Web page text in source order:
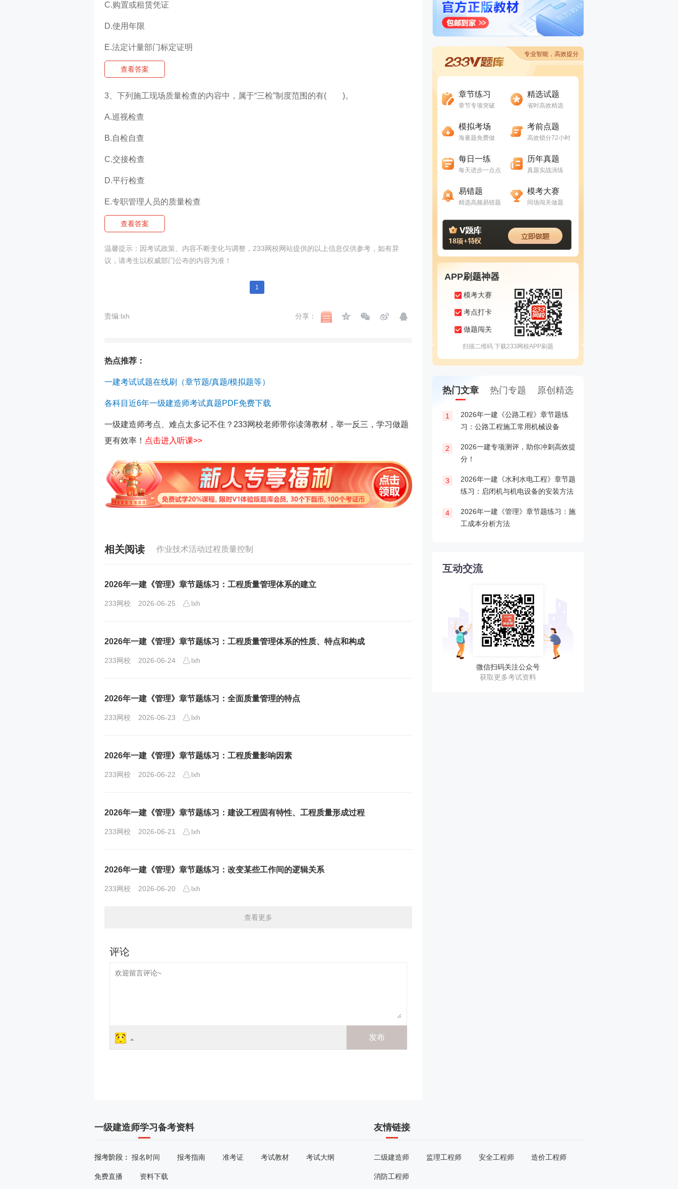
C.购置或租赁凭证
D.使用年限
E.法定计量部门标定证明
查看答案
3、下列施工现场质量检查的内容中，属于“三检”制度范围的有( )。
A.巡视检查
B.自检自查
C.交接检查
D.平行检查
E.专职管理人员的质量检查
查看答案
温馨提示：因考试政策、内容不断变化与调整，233网校网站提供的以上信息仅供参考，如有异
议，请考生以权威部门公布的内容为准！
1
责编:lxh 分享：
热点推荐：
一建考试试题在线刷（章节题/真题/模拟题等）
各科目近6年一级建造师考试真题PDF免费下载
一级建造师考点、难点太多记不住？233网校老师带你读薄教材，举一反三，学习做题
更有效率！ 点击进入听课>>
相关阅读 作业技术活动过程质量控制
2026年一建《管理》章节题练习：工程质量管理体系的建立
233网校 2026-06-25 lxh
2026年一建《管理》章节题练习：工程质量管理体系的性质、特点和构成
233网校 2026-06-24 lxh
2026年一建《管理》章节题练习：全面质量管理的特点
233网校 2026-06-23 lxh
2026年一建《管理》章节题练习：工程质量影响因素
233网校 2026-06-22 lxh
2026年一建《管理》章节题练习：建设工程固有特性、工程质量形成过程
233网校 2026-06-21 lxh
2026年一建《管理》章节题练习：改变某些工作间的逻辑关系
233网校 2026-06-20 lxh
查看更多
专业智能，高效提分
章节练习
章节专项突破
精选试题
省时高效精选
模拟考场
海量题免费做
考前点题
高效锁分72小时
每日一练
每天进步一点点
历年真题
真题实战演练
易错题
精选高频易错题
模考大赛
同场闯关做题
APP刷题神器
模考大赛
考点打卡
做题闯关
扫描二维码 下载233网校APP刷题
热门文章 热门专题 原创精选
1
2026年一建《公路工程》章节题练
习：公路工程施工常用机械设备
2
2026一建专项测评，助你冲刺高效提
分！
3
2026年一建《水利水电工程》章节题
练习：启闭机与机电设备的安装方法
4
2026年一建《管理》章节题练习：施
工成本分析方法
互动交流
微信扫码关注公众号
获取更多考试资料
一级建造师学习备考资料
报考阶段： 报名时间 报考指南 准考证 考试教材 考试大纲
免费直播 资料下载
友情链接
二级建造师 监理工程师 安全工程师 造价工程师
消防工程师